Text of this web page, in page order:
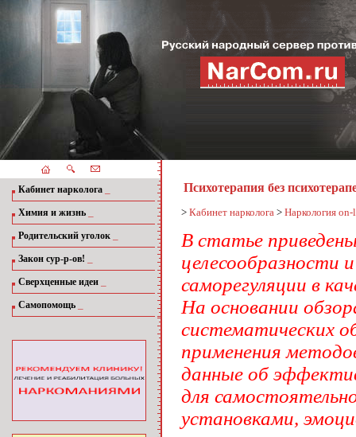
Кабинет нарколога
Химия и жизнь
Родительский уголок
Закон сур-р-ов!
Сверхценные идеи
Самопомощь
Психотерапия без
> Кабинет нарколога > Наркология
В статье
целесообразности
саморегуляции в
На основании
систематических
применения
данные об
для
установками,